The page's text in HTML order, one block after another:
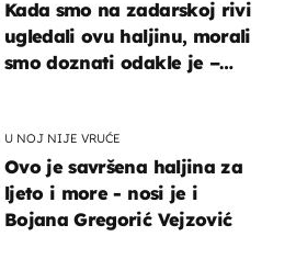
Kada smo na zadarskoj rivi
ugledali ovu haljinu, morali
smo doznati odakle je –
U NOJ NIJE VRUĆE
Ovo je savršena haljina za
ljeto i more - nosi je i
Bojana Gregorić Vejzović